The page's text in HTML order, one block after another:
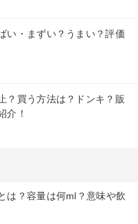
い・まずい？うまい？評価
？買う方法は？ドンキ？販
介！
は？容量は何ml？意味や飲